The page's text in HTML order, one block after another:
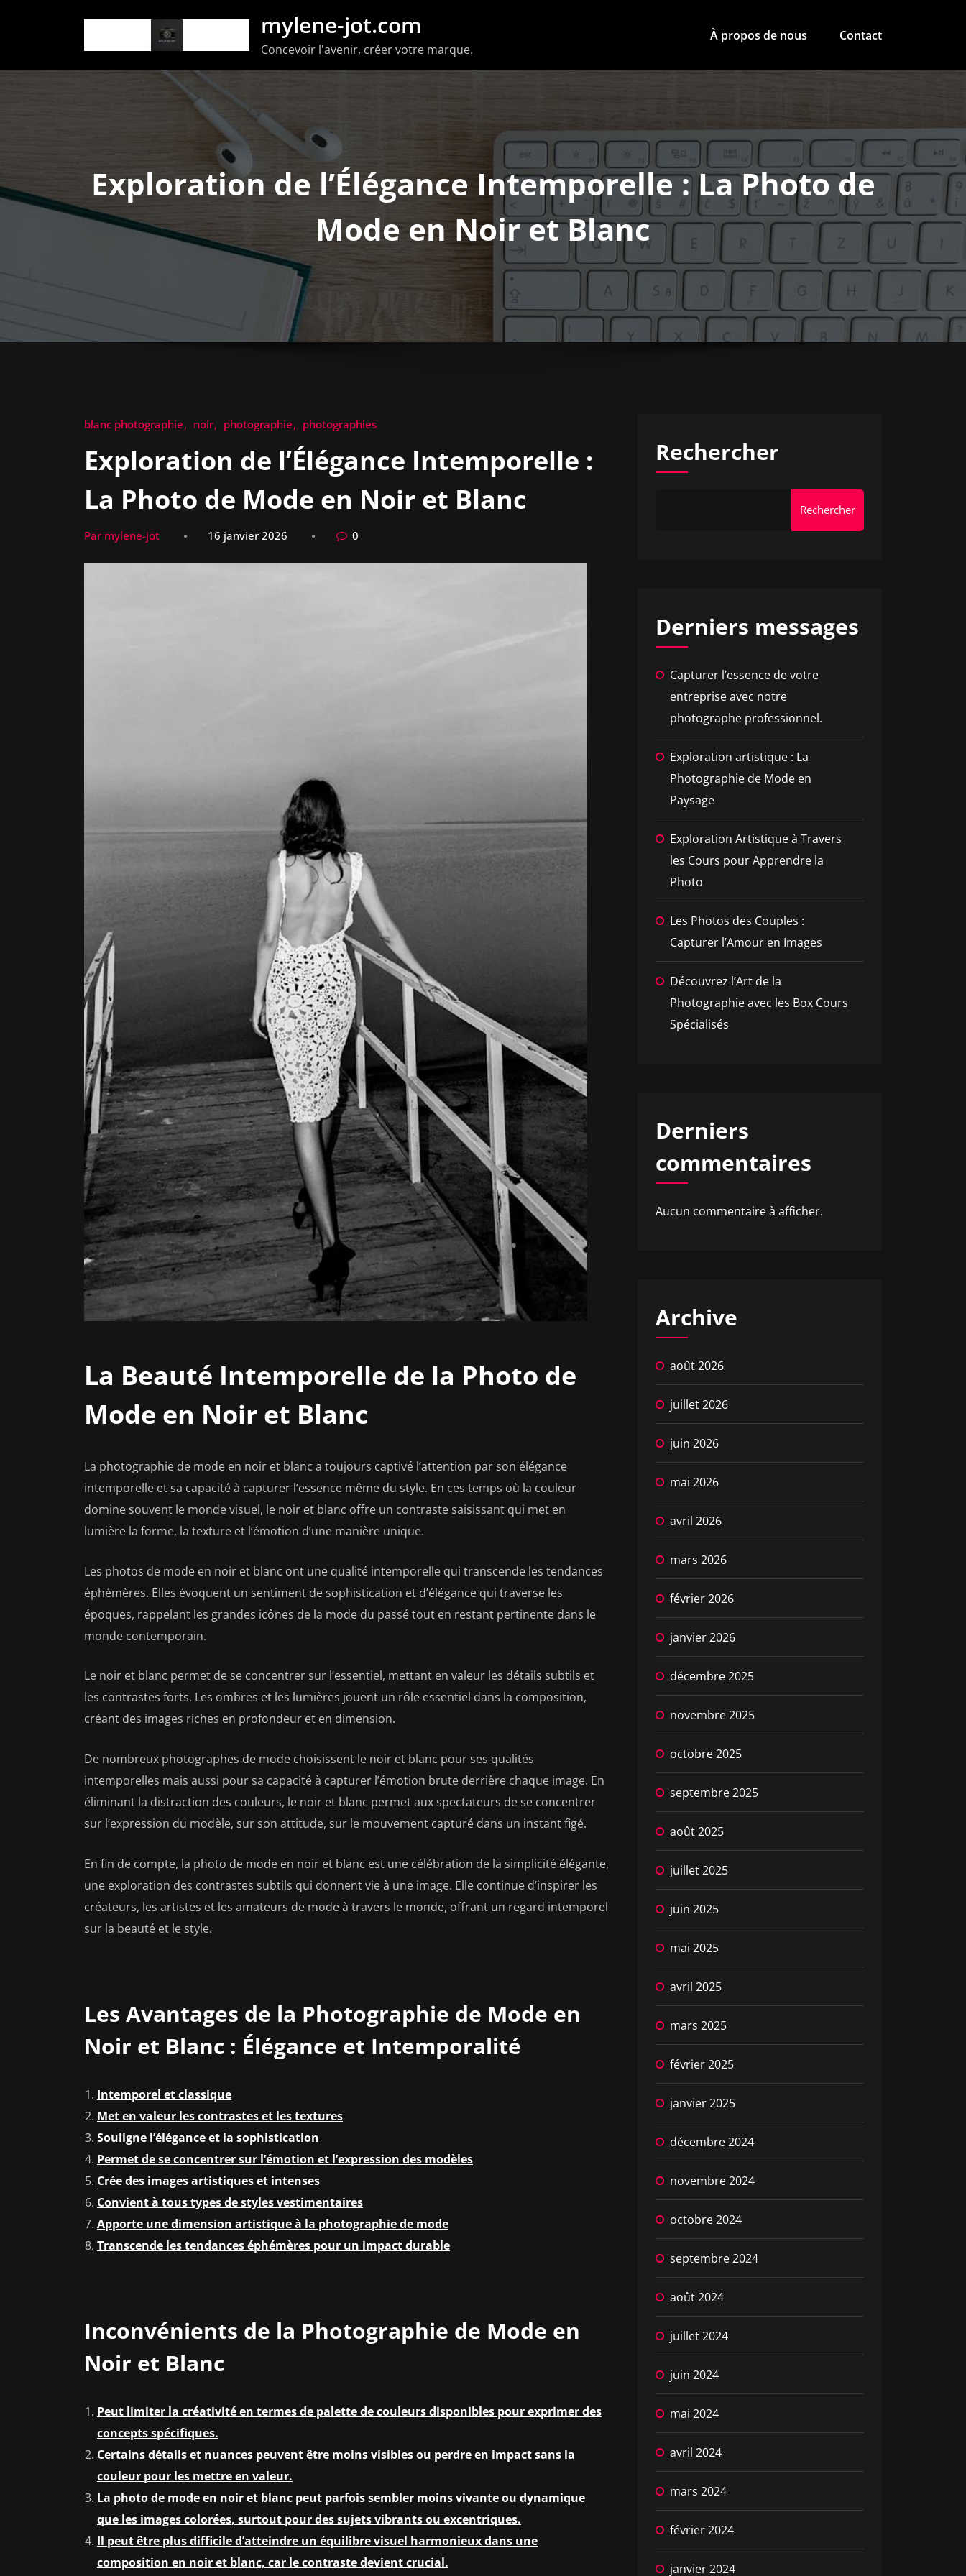
mylene-jot.com
Concevoir l'avenir, créer votre marque.
À propos de nous Contact
Exploration de l’Élégance Intemporelle : La Photo de
Mode en Noir et Blanc
blanc photographie noir photographie photographies
Exploration de l’Élégance Intemporelle :
La Photo de Mode en Noir et Blanc
Par mylene-jot 16 janvier 2026 0
La Beauté Intemporelle de la Photo de
Mode en Noir et Blanc
La photographie de mode en noir et blanc a toujours captivé l’attention par son élégance
intemporelle et sa capacité à capturer l’essence même du style. En ces temps où la couleur
domine souvent le monde visuel, le noir et blanc offre un contraste saisissant qui met en
lumière la forme, la texture et l’émotion d’une manière unique.
Les photos de mode en noir et blanc ont une qualité intemporelle qui transcende les tendances
éphémères. Elles évoquent un sentiment de sophistication et d’élégance qui traverse les
époques, rappelant les grandes icônes de la mode du passé tout en restant pertinente dans le
monde contemporain.
Le noir et blanc permet de se concentrer sur l’essentiel, mettant en valeur les détails subtils et
les contrastes forts. Les ombres et les lumières jouent un rôle essentiel dans la composition,
créant des images riches en profondeur et en dimension.
De nombreux photographes de mode choisissent le noir et blanc pour ses qualités
intemporelles mais aussi pour sa capacité à capturer l’émotion brute derrière chaque image. En
éliminant la distraction des couleurs, le noir et blanc permet aux spectateurs de se concentrer
sur l’expression du modèle, sur son attitude, sur le mouvement capturé dans un instant figé.
En fin de compte, la photo de mode en noir et blanc est une célébration de la simplicité élégante,
une exploration des contrastes subtils qui donnent vie à une image. Elle continue d’inspirer les
créateurs, les artistes et les amateurs de mode à travers le monde, offrant un regard intemporel
sur la beauté et le style.
Les Avantages de la Photographie de Mode en
Noir et Blanc : Élégance et Intemporalité
Intemporel et classique
Met en valeur les contrastes et les textures
Souligne l’élégance et la sophistication
Permet de se concentrer sur l’émotion et l’expression des modèles
Crée des images artistiques et intenses
Convient à tous types de styles vestimentaires
Apporte une dimension artistique à la photographie de mode
Transcende les tendances éphémères pour un impact durable
Inconvénients de la Photographie de Mode en
Noir et Blanc
Peut limiter la créativité en termes de palette de couleurs disponibles pour exprimer des
concepts spécifiques.
Certains détails et nuances peuvent être moins visibles ou perdre en impact sans la
couleur pour les mettre en valeur.
La photo de mode en noir et blanc peut parfois sembler moins vivante ou dynamique
que les images colorées, surtout pour des sujets vibrants ou excentriques.
Il peut être plus difficile d’atteindre un équilibre visuel harmonieux dans une
composition en noir et blanc, car le contraste devient crucial.
Rechercher
Rechercher
Derniers messages
Capturer l’essence de votre
entreprise avec notre
photographe professionnel.
Exploration artistique : La
Photographie de Mode en
Paysage
Exploration Artistique à Travers
les Cours pour Apprendre la
Photo
Les Photos des Couples :
Capturer l’Amour en Images
Découvrez l’Art de la
Photographie avec les Box Cours
Spécialisés
Derniers
commentaires
Aucun commentaire à afficher.
Archive
août 2026
juillet 2026
juin 2026
mai 2026
avril 2026
mars 2026
février 2026
janvier 2026
décembre 2025
novembre 2025
octobre 2025
septembre 2025
août 2025
juillet 2025
juin 2025
mai 2025
avril 2025
mars 2025
février 2025
janvier 2025
décembre 2024
novembre 2024
octobre 2024
septembre 2024
août 2024
juillet 2024
juin 2024
mai 2024
avril 2024
mars 2024
février 2024
janvier 2024